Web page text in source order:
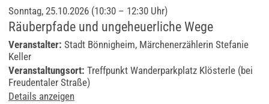
Sonntag, 25.10.2026 (10:30 – 12:30 Uhr)
Räuberpfade und ungeheuerliche Wege
Veranstalter: Stadt Bönnigheim, Märchenerzählerin Stefanie
Keller
Veranstaltungsort: Treffpunkt Wanderparkplatz Klösterle (bei
Freudentaler Straße)
Details anzeigen